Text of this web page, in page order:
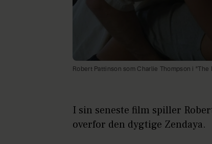
Robert Pattinson som Charlie Thompson i "The
I sin seneste film spiller
overfor den dygtige Zendaya.